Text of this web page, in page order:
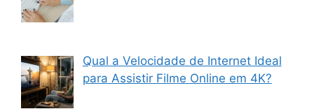
Qual a Velocidade de Internet Ideal
para Assistir Filme Online em 4K?